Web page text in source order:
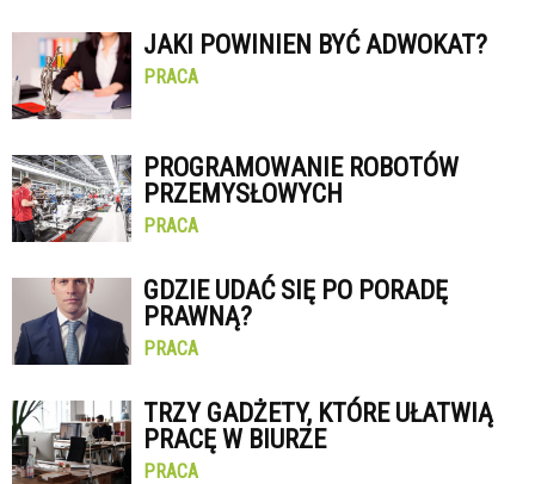
JAKI POWINIEN BYĆ ADWOKAT?
PRACA
PROGRAMOWANIE ROBOTÓW
PRZEMYSŁOWYCH
PRACA
GDZIE UDAĆ SIĘ PO PORADĘ
PRAWNĄ?
PRACA
TRZY GADŻETY, KTÓRE UŁATWIĄ
PRACĘ W BIURZE
PRACA